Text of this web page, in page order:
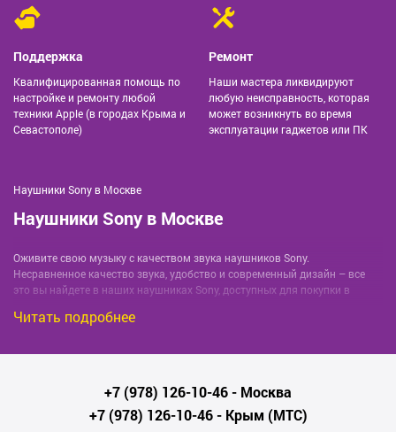
Поддержка
Квалифицированная помощь по
настройке и ремонту любой
техники Apple (в городах Крыма и
Севастополе)
Ремонт
Наши мастера ликвидируют
любую неисправность, которая
может возникнуть во время
эксплуатации гаджетов или ПК
Наушники Sony в Москве
Наушники Sony в Москве
Оживите свою музыку с качеством звука наушников Sony.
Несравненное качество звука, удобство и современный дизайн – все
это вы найдете в наших наушниках Sony, доступных для покупки в
наушников от ведущего мирового производителя Sony.
Большой выбор наушников Sony в Москве
На нашем сайте представлены как полноразмерные наушники Sony для
профессиональных звукорежиссеров, так и компактные варианты для
повседневного использования. Вас впечатлит их чистое, масштабное
Читать подробнее
+7 (978) 126-10-46- Москва
+7 (978) 126-10-46- Крым (МТС)